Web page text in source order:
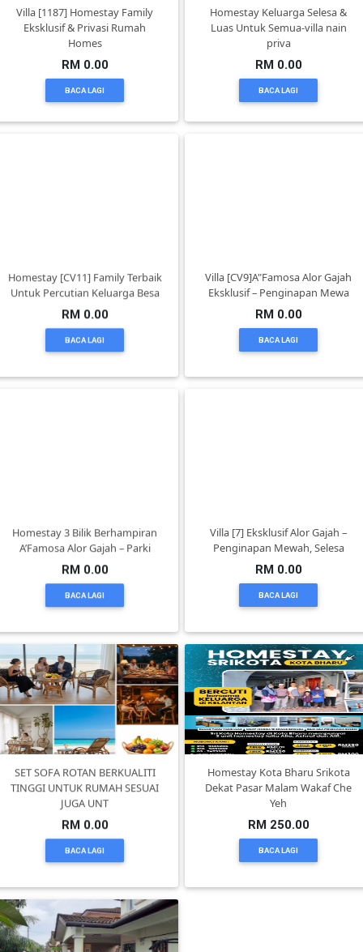
Villa [1187] Homestay Family
Eksklusif & Privasi Rumah
Homes
RM 0.00
BACA LAGI
Homestay Keluarga Selesa &
Luas Untuk Semua-villa nain
priva
RM 0.00
BACA LAGI
Homestay [CV11] Family Terbaik
Untuk Percutian Keluarga Besa
RM 0.00
BACA LAGI
Villa [CV9]A"Famosa Alor Gajah
Eksklusif – Penginapan Mewa
RM 0.00
BACA LAGI
Homestay 3 Bilik Berhampiran
A’Famosa Alor Gajah – Parki
RM 0.00
BACA LAGI
Villa [7] Eksklusif Alor Gajah –
Penginapan Mewah, Selesa
RM 0.00
BACA LAGI
SET SOFA ROTAN BERKUALITI
TINGGI UNTUK RUMAH SESUAI
JUGA UNT
RM 0.00
BACA LAGI
Homestay Kota Bharu Srikota
Dekat Pasar Malam Wakaf Che
Yeh
RM 250.00
BACA LAGI
PERCUTIAN
PELANCONGAN(1)
RUMAH
&
BENDA(1)
LAIN-
SELANGOR(37)
KELANTAN(22)
PERAK(41)
NEGERI
SEMBILAN(10)
KEDAH(13)
TERENGGANU(12)